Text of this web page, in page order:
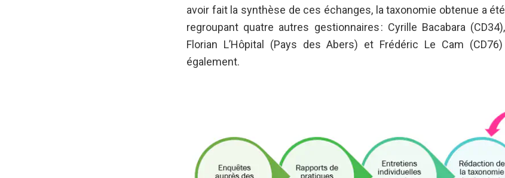
avoir fait la synthèse de ces échanges, la taxonomie obtenue a
regroupant quatre autres gestionnaires : Cyrille Bacabara
Florian L’Hôpital (Pays des Abers) et Frédéric Le Cam
également.